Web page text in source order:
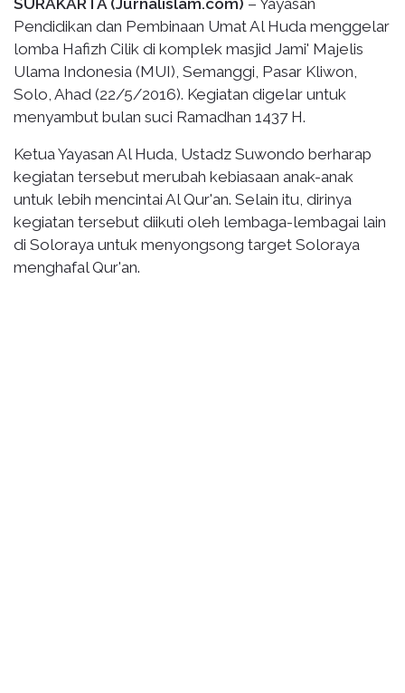
Pendidikan dan Pembinaan Umat Al Huda menggelar
lomba Hafizh Cilik di komplek masjid Jami' Majelis
Ulama Indonesia (MUI), Semanggi, Pasar Kliwon,
Solo, Ahad (22/5/2016). Kegiatan digelar untuk
menyambut bulan suci Ramadhan 1437 H.
Ketua Yayasan Al Huda, Ustadz Suwondo berharap
kegiatan tersebut merubah kebiasaan anak-anak
untuk lebih mencintai Al Qur'an. Selain itu, dirinya
kegiatan tersebut diikuti oleh lembaga-lembagai lain
di Soloraya untuk menyongsong target Soloraya
menghafal Qur'an.